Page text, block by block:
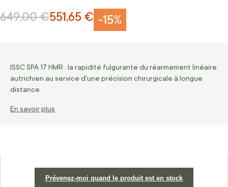
-15%
Prix Spécial
551,65 €
Prix normal
649,00 €
ISSC SPA 17 HMR : la rapidité fulgurante du réarmement linéaire
autrichien au service d'une précision chirurgicale à longue
distance.
En savoir plus
Prévenez-moi quand le produit est en stock